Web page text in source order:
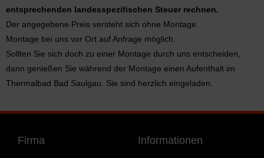
entsprechenden landesspezifischen Steuer rechnen.
Der angegebene Preis versteht sich ohne Montage.
Montage bei uns vor Ort auf Anfrage möglich.
Sollten Sie sich doch zu einer Montage durch uns entscheiden,
dann genießen Sie während der Montage einen Aufenthalt im
Thermalbad Bad Saulgau. Sie sind herzlich eingeladen.
Firma Informationen